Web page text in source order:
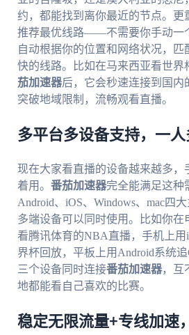
约，都能找到离你最近的节点。更
推荐最优线路——不需要你手动一
自动根据你的位置和网络状况，匹
快的线路。比如在马来西亚看世界
茄加速器后，它会秒速连接到国内
突破地域限制，流畅观看直播。
多平台多设备支持，一人
现在大家看直播的设备越来越多，
着用。 番茄加速器完全能满足这
Android、iOS、Windows、mac四
多端设备可以同时使用。比如你在
看腾讯体育的NBA直播，手机上
界杯回放，平板上用Android系统追
三个设备同时连接番茄加速器，互
地都能看自己喜欢的比赛。
稳定无限流量+专线加速